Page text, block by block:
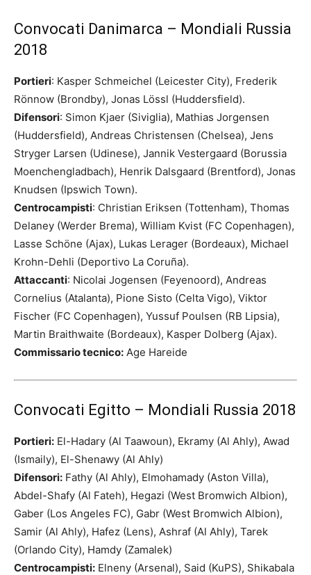
Convocati Danimarca – Mondiali Russia
2018
Portieri: Kasper Schmeichel (Leicester City), Frederik
Rönnow (Brondby), Jonas Lössl (Huddersfield).
Difensori: Simon Kjaer (Siviglia), Mathias Jorgensen
(Huddersfield), Andreas Christensen (Chelsea), Jens
Stryger Larsen (Udinese), Jannik Vestergaard (Borussia
Moenchengladbach), Henrik Dalsgaard (Brentford), Jonas
Knudsen (Ipswich Town).
Centrocampisti: Christian Eriksen (Tottenham), Thomas
Delaney (Werder Brema), William Kvist (FC Copenhagen),
Lasse Schöne (Ajax), Lukas Lerager (Bordeaux), Michael
Krohn-Dehli (Deportivo La Coruña).
Attaccanti: Nicolai Jogensen (Feyenoord), Andreas
Cornelius (Atalanta), Pione Sisto (Celta Vigo), Viktor
Fischer (FC Copenhagen), Yussuf Poulsen (RB Lipsia),
Martin Braithwaite (Bordeaux), Kasper Dolberg (Ajax).
Commissario tecnico: Age Hareide
Convocati Egitto – Mondiali Russia 2018
Portieri: El-Hadary (Al Taawoun), Ekramy (Al Ahly), Awad
(Ismaily), El-Shenawy (Al Ahly)
Difensori: Fathy (Al Ahly), Elmohamady (Aston Villa),
Abdel-Shafy (Al Fateh), Hegazi (West Bromwich Albion),
Gaber (Los Angeles FC), Gabr (West Bromwich Albion),
Samir (Al Ahly), Hafez (Lens), Ashraf (Al Ahly), Tarek
(Orlando City), Hamdy (Zamalek)
Centrocampisti: Elneny (Arsenal), Said (KuPS), Shikabala